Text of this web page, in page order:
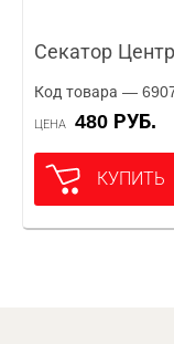
Секатор
Код товара —
ЦЕНА 480 РУБ.
КУПИТЬ